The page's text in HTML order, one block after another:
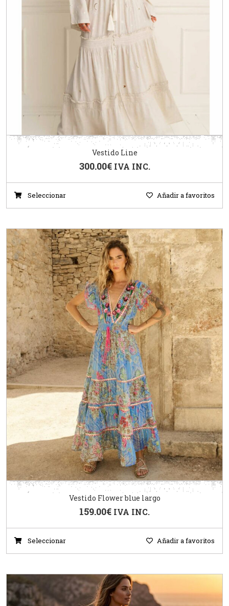
Vestido Line
300.00€ IVA INC.
Seleccionar Añadir a favoritos
Vestido Flower blue largo
159.00€ IVA INC.
Seleccionar Añadir a favoritos